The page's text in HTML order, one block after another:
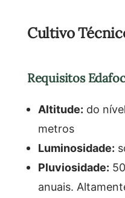
Cultivo
Requisitos
Altitude: do
metros
Luminosidade:
Pluviosidade:
anuais.